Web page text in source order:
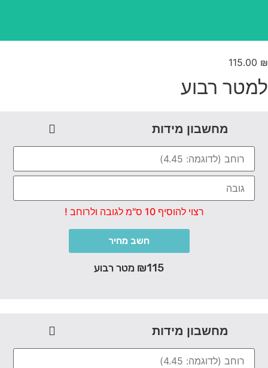
115.00
רבוע
מחשבון מידות
רצוי להוסיף 10 ס"מ לגובה ולרוחב !
חשב מחיר
₪115 מטר רבוע
מחשבון מידות